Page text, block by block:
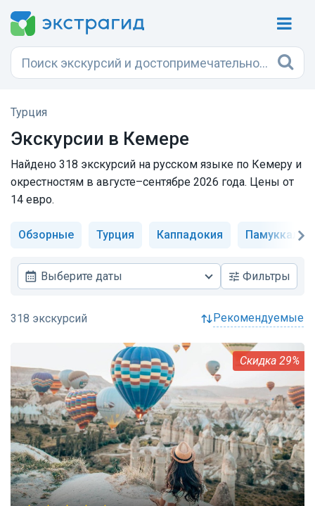
Турция
Экскурсии в Кемере
Найдено 318 экскурсий на русском языке по Кемеру и
окрестностям в августе–сентябре 2026 года. Цены от
14 евро.
Обзорные Турция Каппадокия Памуккале
Выберите даты Фильтры
рекомендуемые
29%